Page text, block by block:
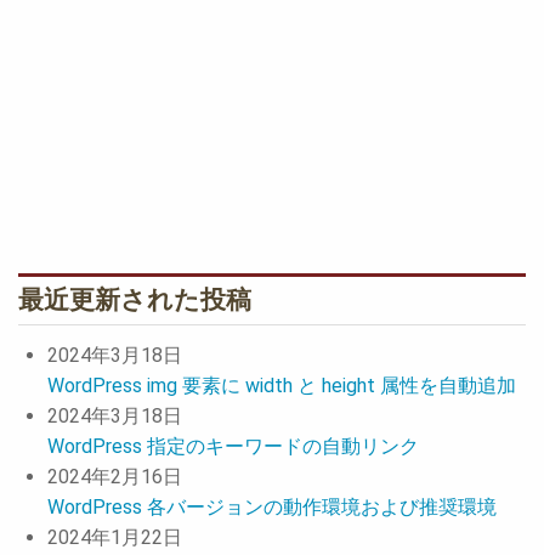
最近更新された投稿
2024年3月18日
WordPress img 要素に width と height 属性を自動追加
2024年3月18日
WordPress 指定のキーワードの自動リンク
2024年2月16日
WordPress 各バージョンの動作環境および推奨環境
2024年1月22日